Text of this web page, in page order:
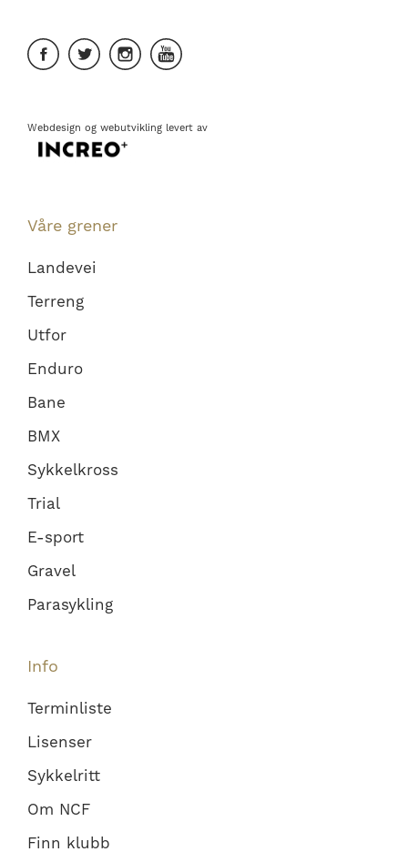
Webdesign og webutvikling levert av
Våre grener
Landevei
Terreng
Utfor
Enduro
Bane
BMX
Sykkelkross
Trial
E-sport
Gravel
Parasykling
Info
Terminliste
Lisenser
Sykkelritt
Om NCF
Finn klubb